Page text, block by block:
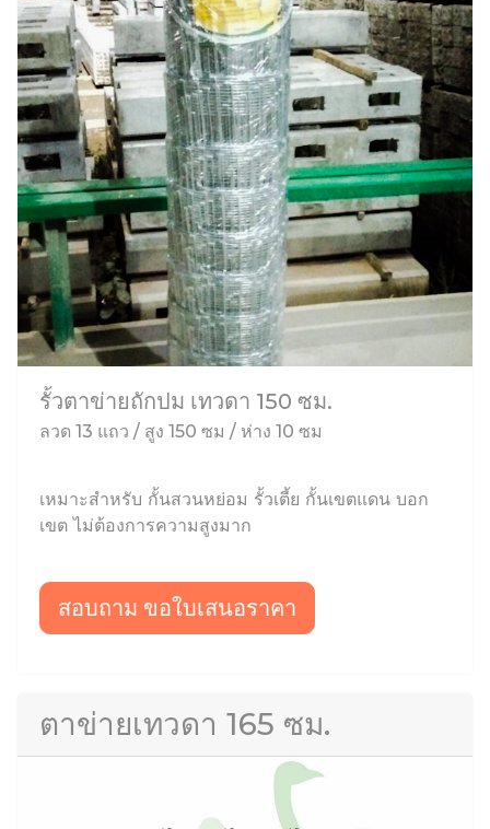
รั้วตาข่ายถักปม เทวดา 150 ซม.
ลวด 13 แถว / สูง 150 ซม / ห่าง 10 ซม
เหมาะสำหรับ กั้นสวนหย่อม รั้วเตี้ย กั้นเขตแดน บอก
เขต ไม่ต้องการความสูงมาก
สอบถาม ขอใบเสนอราคา
ตาข่ายเทวดา 165 ซม.